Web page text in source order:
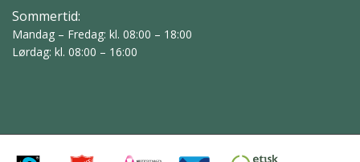
Sommertid:
Mandag – Fredag: kl. 08:00 – 18:00
Lørdag: kl. 08:00 – 16:00